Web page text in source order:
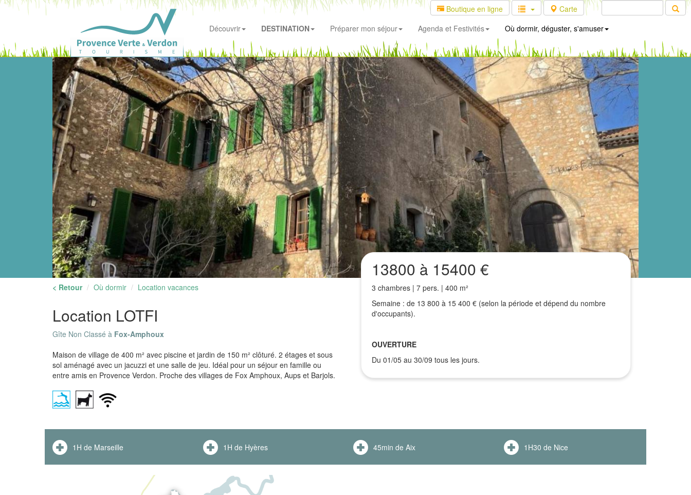
Boutique en ligne
Carte
Découvrir
DESTINATION Préparer mon séjour Agenda et Festivités Où dormir, déguster, s'amuser
< Retour Où dormir Location vacances
Location LOTFI
Gîte Non Classé à Fox-Amphoux
Maison de village de 400 m² avec piscine et jardin de 150 m² clôturé. 2 étages et sous
sol aménagé avec un jacuzzi et une salle de jeu. Idéal pour un séjour en famille ou
entre amis en Provence Verdon. Proche des villages de Fox Amphoux, Aups et Barjols.
13800 à 15400 €
3 chambres | 7 pers. | 400 m²
Semaine : de 13 800 à 15 400 € (selon la période et dépend du nombre
d'occupants).
OUVERTURE
Du 01/05 au 30/09 tous les jours.
1H de Marseille 1H de Hyères 45min de Aix 1H30 de Nice